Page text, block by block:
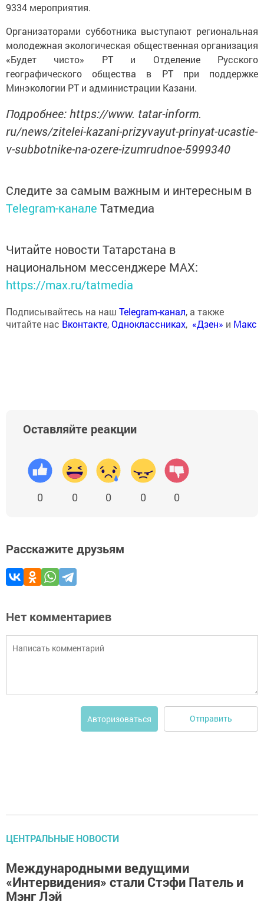
9334 мероприятия.
Организаторами субботника выступают региональная
молодежная экологическая общественная организация
«Будет чисто» РТ и Отделение Русского
географического общества в РТ при поддержке
Минэкологии РТ и администрации Казани.
Подробнее: https://www. tatar-inform.
ru/news/zitelei-kazani-prizyvayut-prinyat-ucastie-
v-subbotnike-na-ozere-izumrudnoe-5999340
Следите за самым важным и интересным в
Telegram-канале Татмедиа
Читайте новости Татарстана в
национальном мессенджере MАХ:
https://max.ru/tatmedia
Подписывайтесь на наш Telegram-канал, а также
читайте нас Вконтакте,Одноклассниках, «Дзен» и Макс
Оставляйте реакции
0 0 0 0 0
Расскажите друзьям
Нет комментариев
Авторизоваться Отправить
ЦЕНТРАЛЬНЫЕ НОВОСТИ
Международными ведущими
«Интервидения» стали Стэфи Патель и
Мэнг Лэй